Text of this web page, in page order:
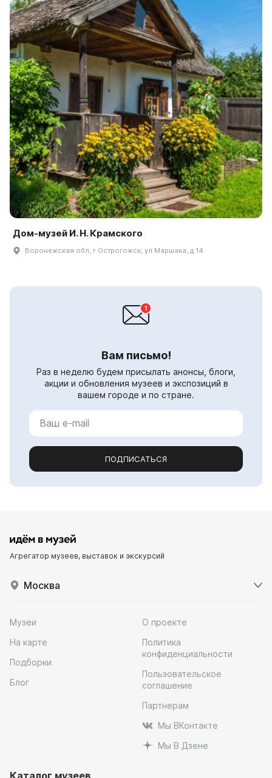
Дом-музей И. Н. Крамского
Воронежская обл, г Острогожск, ул Маршака, д 14
Вам письмо!
Раз в неделю будем присылать анонсы, блоги,
акции и обновления музеев и экспозиций в
вашем городе и по стране.
ПОДПИСАТЬСЯ
Агрегатор музеев, выставок и экскурсий
Москва
Музеи
На карте
Подборки
Блог
О проекте
Политика
конфиденциальности
Пользовательское
соглашение
Партнерам
Мы ВКонтакте
Мы В Дзене
Каталог музеев